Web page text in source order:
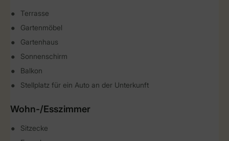
Terrasse
Gartenmöbel
Gartenhaus
Sonnenschirm
Balkon
Stellplatz für ein Auto an der Unterkunft
Wohn-/Esszimmer
Sitzecke